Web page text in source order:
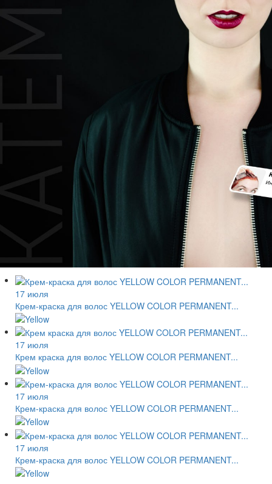
17 июля
Крем-краска для волос YELLOW COLOR PERMANENT...
17 июля
Крем краска для волос YELLOW COLOR PERMANENT...
17 июля
Крем-краска для волос YELLOW COLOR PERMANENT...
17 июля
Крем-краска для волос YELLOW COLOR PERMANENT...